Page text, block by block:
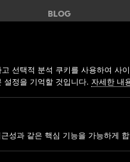
BLOG
선택적 분석 쿠키를 사용하여 사
설정을 기억할 것입니다. 자세한 내
성과 같은 핵심 기능을 가능하게